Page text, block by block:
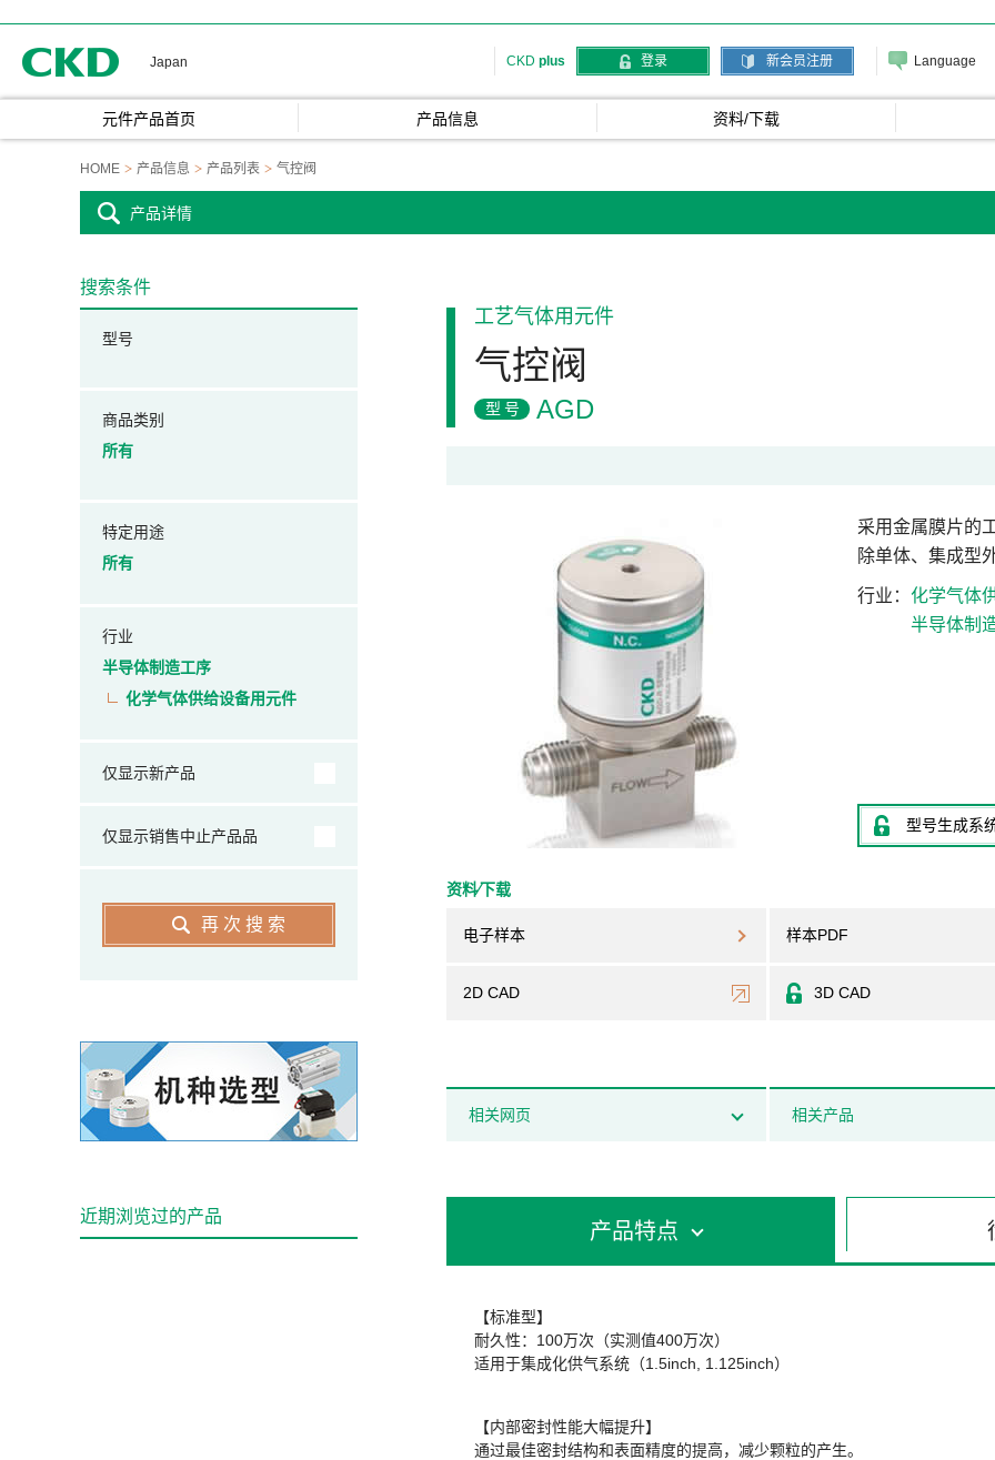
Japan CKD plus 登录 新会员注册 Language
元件产品首页 产品信息 资料/下载
HOME 产品信息 产品列表 气控阀
产品详情
工艺气体用元件
气控阀
型号 AGD
采用金属膜片的
除单体、集成型
行业
化学气体
半导体制
型号生成系
资料⁄下载
电子样本 样本PDF
2D CAD 3D CAD
相关网页 相关产品
产品特点
【标准型】
耐久性：100万次（实测值400万次）
适用于集成化供气系统（1.5inch, 1.125inch）
【内部密封性能大幅提升】
通过最佳密封结构和表面精度的提高，减少颗粒的产生。
搜索条件
型号
商品类别
所有
特定用途
所有
行业
半导体制造工序
化学气体供给设备用元件
仅显示新产品
仅显示销售中止产品品
再次搜索
近期浏览过的产品